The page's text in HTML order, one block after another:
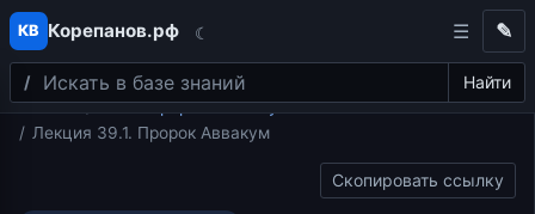
Перейти к содержимому
КВ Корепанов.рф ☾
Поиск Найти
✎
Главная
Книга пророка Аввакума
Лекция 39.1. Пророк Аввакум
Скопировать ссылку